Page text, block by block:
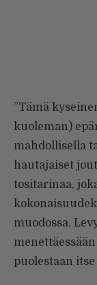
”Tämä
kuoleman)
mahdollisella
hautajaiset
tositarinaa,
muodossa.
puolestaan